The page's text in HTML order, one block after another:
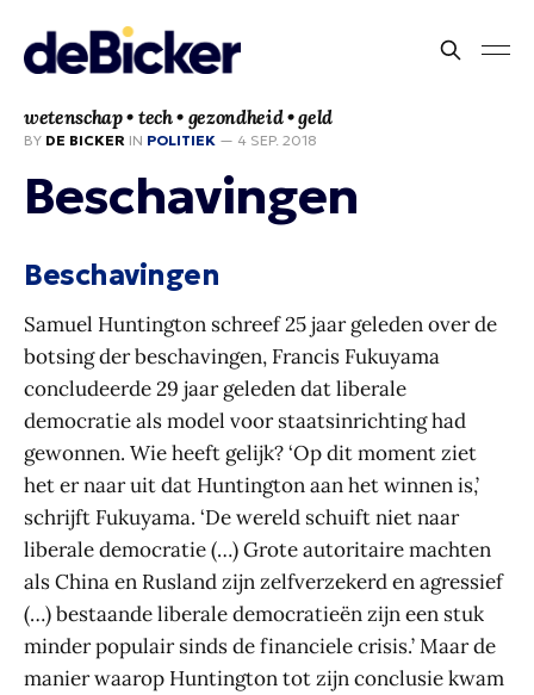
wetenschap • tech • gezondheid • geld
BY DE BICKER IN POLITIEK — 4 SEP. 2018
Beschavingen
Beschavingen
Samuel Huntington schreef 25 jaar geleden over de
botsing der beschavingen, Francis Fukuyama
concludeerde 29 jaar geleden dat liberale
democratie als model voor staatsinrichting had
gewonnen. Wie heeft gelijk? ‘Op dit moment ziet
het er naar uit dat Huntington aan het winnen is,’
schrijft Fukuyama. ‘De wereld schuift niet naar
liberale democratie (…) Grote autoritaire machten
als China en Rusland zijn zelfverzekerd en agressief
(…) bestaande liberale democratieën zijn een stuk
minder populair sinds de financiele crisis.’ Maar de
manier waarop Huntington tot zijn conclusie kwam